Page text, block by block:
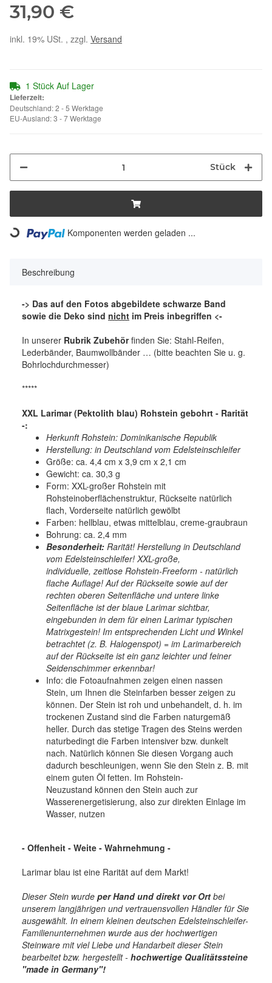
31,90 €
inkl. 19% USt. , zzgl. Versand
1 Stück Auf Lager
Lieferzeit:
Deutschland: 2 - 5 Werktage
EU-Ausland: 3 - 7 Werktage
Stück
Loading... Komponenten werden geladen ...
Beschreibung
-> Das auf den Fotos abgebildete schwarze Band
sowie die Deko sind nicht im Preis inbegriffen <-
In unserer Rubrik Zubehörfinden Sie: Stahl-Reifen,
Lederbänder, Baumwollbänder … (bitte beachten Sie u. g.
Bohrlochdurchmesser)
*****
XXL Larimar (Pektolith blau) Rohstein gebohrt - Rarität
-:
Herkunft Rohstein: Dominikanische Republik
Herstellung: in Deutschland vom Edelsteinschleifer
Größe: ca. 4,4 cm x 3,9 cm x 2,1 cm
Gewicht: ca. 30,3 g
Form: XXL-großer Rohstein mit
Rohsteinoberflächenstruktur, Rückseite natürlich
flach, Vorderseite natürlich gewölbt
Farben: hellblau, etwas mittelblau, creme-graubraun
Bohrung: ca. 2,4 mm
Besonderheit: Rarität! Herstellung in Deutschland
vom Edelsteinschleifer! XXL-große,
individuelle, zeitlose Rohstein-Freeform - natürlich
flache Auflage! Auf der Rückseite sowie auf der
rechten oberen Seitenfläche und untere linke
Seitenfläche ist der blaue Larimar sichtbar,
eingebunden in dem für einen Larimar typischen
Matrixgestein! Im entsprechenden Licht und Winkel
betrachtet (z. B. Halogenspot) = im Larimarbereich
auf der Rückseite ist ein ganz leichter und feiner
Seidenschimmer erkennbar!
Info: die Fotoaufnahmen zeigen einen nassen
Stein, um Ihnen die Steinfarben besser zeigen zu
können. Der Stein ist roh und unbehandelt, d. h. im
trockenen Zustand sind die Farben naturgemäß
heller. Durch das stetige Tragen des Steins werden
naturbedingt die Farben intensiver bzw. dunkelt
nach. Natürlich können Sie diesen Vorgang auch
dadurch beschleunigen, wenn Sie den Stein z. B. mit
einem guten Öl fetten. Im Rohstein-
Neuzustand können den Stein auch zur
Wasserenergetisierung, also zur direkten Einlage im
Wasser, nutzen
- Offenheit - Weite - Wahrnehmung -
Larimar blau ist eine Rarität auf dem Markt!
Dieser Stein wurde per Hand und direkt vor Ort bei
unserem langjährigen und vertrauensvollen Händler für Sie
ausgewählt. In einem kleinen deutschen Edelsteinschleifer-
Familienunternehmen wurde aus der hochwertigen
Steinware mit viel Liebe und Handarbeit dieser Stein
bearbeitet bzw. hergestellt - hochwertige Qualitätssteine
"made in Germany"!